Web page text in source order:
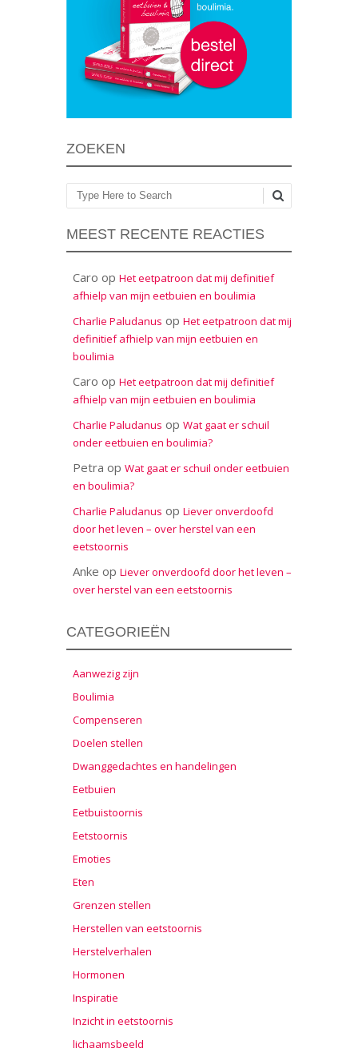
ZOEKEN
Zoeken
MEEST RECENTE REACTIES
Caro op Het eetpatroon dat mij definitief
afhielp van mijn eetbuien en boulimia
Charlie Paludanus op Het eetpatroon dat mij
definitief afhielp van mijn eetbuien en
boulimia
Caro op Het eetpatroon dat mij definitief
afhielp van mijn eetbuien en boulimia
Charlie Paludanus op Wat gaat er schuil
onder eetbuien en boulimia?
Petra op Wat gaat er schuil onder eetbuien
en boulimia?
Charlie Paludanus op Liever onverdoofd
door het leven – over herstel van een
eetstoornis
Anke op Liever onverdoofd door het leven –
over herstel van een eetstoornis
CATEGORIEËN
Aanwezig zijn
Boulimia
Compenseren
Doelen stellen
Dwanggedachtes en handelingen
Eetbuien
Eetbuistoornis
Eetstoornis
Emoties
Eten
Grenzen stellen
Herstellen van eetstoornis
Herstelverhalen
Hormonen
Inspiratie
Inzicht in eetstoornis
lichaamsbeeld